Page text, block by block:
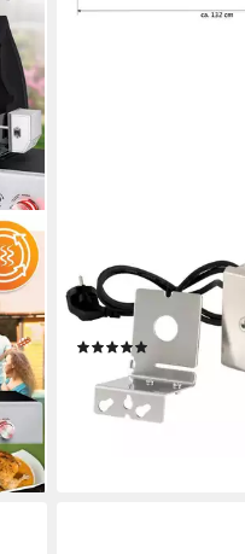
Grillspieß Grill- und
cm) für Ihren
und mehr
52,95 €
lieferbar - in 4-5